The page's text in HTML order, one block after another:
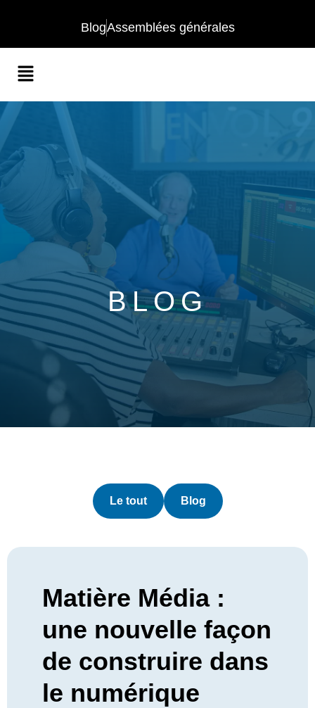
BlogAssemblées générales
BLOG
Le tout Blog
Matière Média :
une nouvelle façon
de construire dans
le numérique